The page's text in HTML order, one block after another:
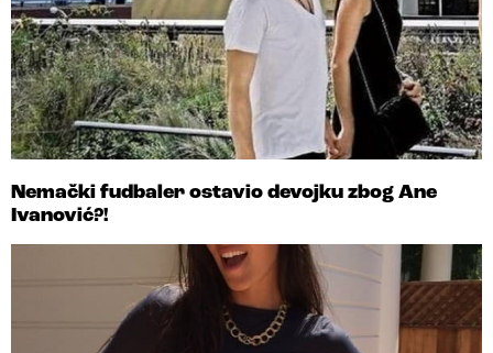
Nemački fudbaler ostavio devojku zbog Ane
Ivanović?!